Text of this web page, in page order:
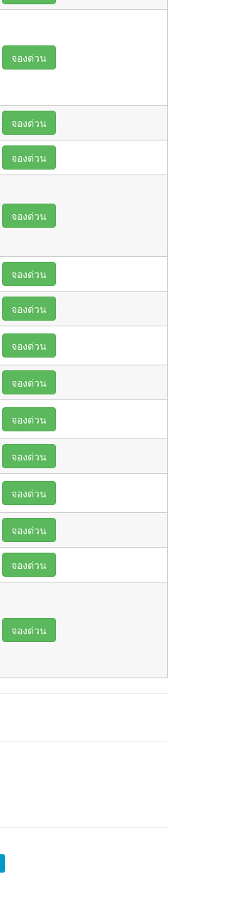
จองด่วน
จองด่วน
จองด่วน
จองด่วน
จองด่วน
จองด่วน
จองด่วน
จองด่วน
จองด่วน
จองด่วน
จองด่วน
จองด่วน
จองด่วน
จองด่วน